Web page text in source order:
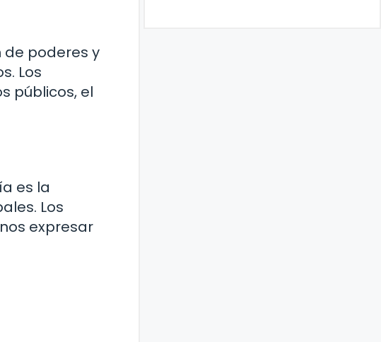
poderes y
Los
públicos, el
es la
Los
expresar